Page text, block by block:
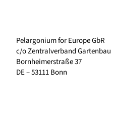
Pelargonium for Europe GbR
c/o Zentralverband Gartenbau
Bornheimerstraße 37
DE – 53111 Bonn